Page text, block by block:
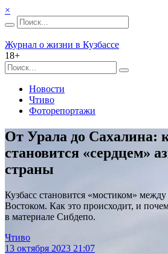
×
Журнал о жизни в Кузбассе
18+
Новости
Чтиво
Фоторепортажи
От Урала до Сахалина:
становится «сердцем»
страны
Кузбасс становится «мостиком»
Востоком. Как это происходит, и
в материале Сибдепо.
Чтиво
13 октября 2023 21:07